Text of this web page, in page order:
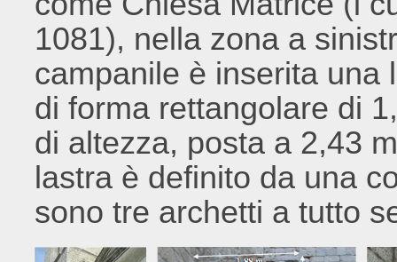
1081), nella zona a
campanile è inserita una
di forma rettangolare di
di altezza, posta a 2,43
lastra è definito da una
sono tre archetti a tutto